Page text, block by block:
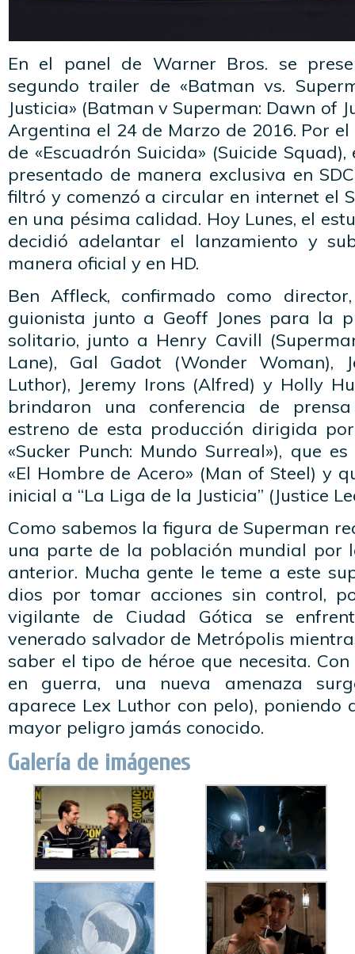
En el panel de Warner Bros. se
segundo trailer de «Batman vs.
Justicia» (Batman v Superman: Dawn of
Argentina el 24 de Marzo de 2016. Por
de «Escuadrón Suicida» (Suicide
presentado de manera exclusiva en
filtró y comenzó a circular en internet el
en una pésima calidad. Hoy Lunes, el
decidió adelantar el lanzamiento y
manera oficial y en HD.
Ben Affleck, confirmado como
guionista junto a Geoff Jones para la
solitario, junto a Henry Cavill
Lane), Gal Gadot (Wonder Woman),
Luthor), Jeremy Irons (Alfred) y Holly
brindaron una conferencia de
estreno de esta producción dirigida por
«Sucker Punch: Mundo Surreal»), que
«El Hombre de Acero» (Man of Steel) y
inicial a “La Liga de la Justicia” (Justice
Como sabemos la figura de Superman
una parte de la población mundial por
anterior. Mucha gente le teme a este
dios por tomar acciones sin control,
vigilante de Ciudad Gótica se
venerado salvador de Metrópolis
saber el tipo de héroe que necesita.
en guerra, una nueva amenaza
aparece Lex Luthor con pelo),
mayor peligro jamás conocido.
Galería de imágenes